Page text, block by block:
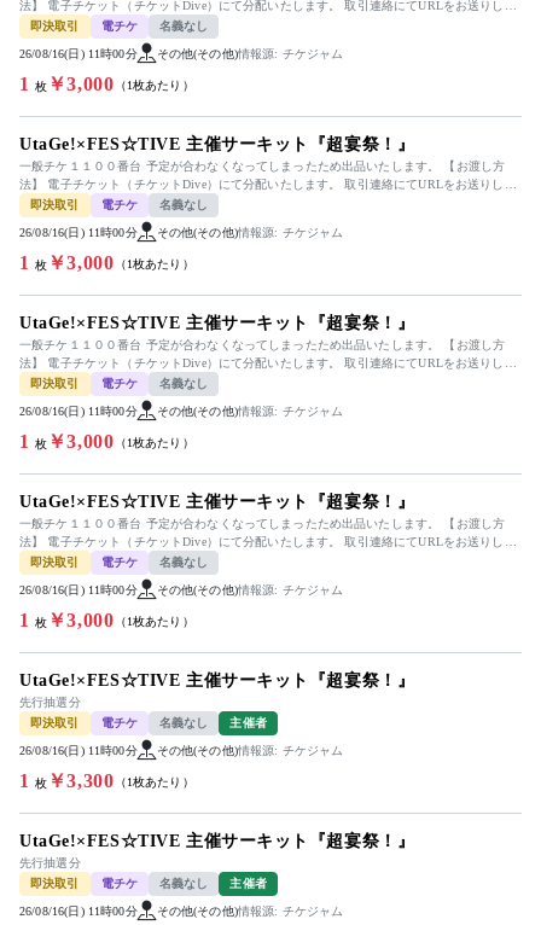
法】 電子チケット（チケットDive）にて分配いたします。 取引連絡にてURLをお送りしま
す。 ...
即決取引 電チケ 名義なし
26/08/16(日) 11時00分 その他(その他)情報源: チケジャム
1 枚￥3,000 （1枚あたり）
UtaGe!×FES☆TIVE 主催サーキット『超宴祭！』
一般チケ１１００番台 予定が合わなくなってしまったため出品いたします。 【お渡し方
法】 電子チケット（チケットDive）にて分配いたします。 取引連絡にてURLをお送りしま
す。 ...
即決取引 電チケ 名義なし
26/08/16(日) 11時00分 その他(その他)情報源: チケジャム
1 枚￥3,000 （1枚あたり）
UtaGe!×FES☆TIVE 主催サーキット『超宴祭！』
一般チケ１１００番台 予定が合わなくなってしまったため出品いたします。 【お渡し方
法】 電子チケット（チケットDive）にて分配いたします。 取引連絡にてURLをお送りしま
す。 ...
即決取引 電チケ 名義なし
26/08/16(日) 11時00分 その他(その他)情報源: チケジャム
1 枚￥3,000 （1枚あたり）
UtaGe!×FES☆TIVE 主催サーキット『超宴祭！』
一般チケ１１００番台 予定が合わなくなってしまったため出品いたします。 【お渡し方
法】 電子チケット（チケットDive）にて分配いたします。 取引連絡にてURLをお送りしま
す。 ...
即決取引 電チケ 名義なし
26/08/16(日) 11時00分 その他(その他)情報源: チケジャム
1 枚￥3,000 （1枚あたり）
UtaGe!×FES☆TIVE 主催サーキット『超宴祭！』
先行抽選分
即決取引
電チケ 名義なし 主催者
26/08/16(日) 11時00分 その他(その他)情報源: チケジャム
1 枚￥3,300 （1枚あたり）
UtaGe!×FES☆TIVE 主催サーキット『超宴祭！』
先行抽選分
即決取引
電チケ 名義なし 主催者
26/08/16(日) 11時00分 その他(その他)情報源: チケジャム